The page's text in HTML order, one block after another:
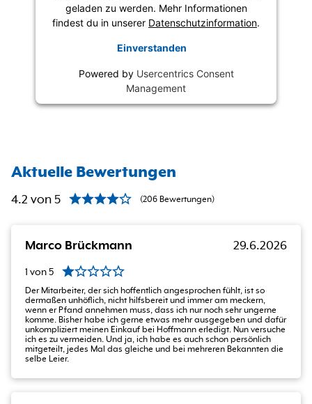
geladen zu werden. Mehr Informationen
findest du in unserer Datenschutzinformation.
Einverstanden
Powered by Usercentrics Consent
Management
Aktuelle Bewertungen
4.2 von 5 (206 Bewertungen)
Marco Brückmann 29.6.2026
1 von5
Der Mitarbeiter, der sich hoffentlich angesprochen fühlt, ist so
dermaßen unhöflich, nicht hilfsbereit und immer am meckern,
wenn er Pfand annehmen muss, dass ich nur noch sehr ungerne
komme. Bisher habe ich gerne etwas mehr ausgegeben und dafür
unkompliziert meinen Einkauf bei Hoffmann erledigt. Nun versuche
ich es zu vermeiden. Und ja, ich habe es auch schon persönlich
mitgeteilt, jedes Mal das gleiche und bei mehreren Bekannten die
selbe Leier.